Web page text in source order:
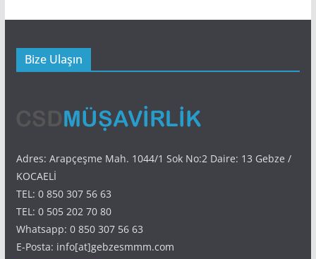
Bize Ulaşın
Adres: Arapçeşme Mah. 1044/1 Sok No:2 Daire: 13 Gebze /
KOCAELİ
TEL: 0 850 307 56 63
TEL: 0 505 202 70 80
Whatsapp: 0 850 307 56 63
E-Posta: info[at]gebzesmmm.com